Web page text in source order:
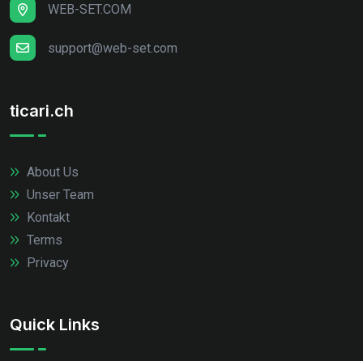
WEB-SET.COM
support@web-set.com
ticari.ch
About Us
Unser Team
Kontakt
Terms
Privacy
Quick Links